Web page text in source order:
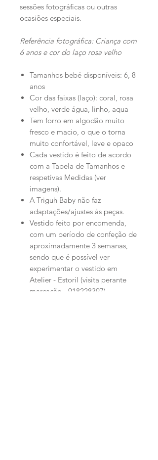
sessões fotográficas ou outras
ocasiões especiais.
Referência fotográfica: Criança com
6 anos e cor do laço rosa velho
Tamanhos bebé disponíveis: 6, 8
anos
Cor das faixas (laço): coral, rosa
velho, verde água, linho, aqua
Tem forro em algodão muito
fresco e macio, o que o torna
muito confortável, leve e opaco
Cada vestido é feito de acordo
com a Tabela de Tamanhos e
respetivas Medidas (ver
imagens).
A Triguh Baby não faz
adaptações/ajustes às peças.
Vestido feito por encomenda,
com um período de confeção de
aproximadamente 3 semanas,
sendo que é possível ver
experimentar o vestido em
Atelier - Estoril (visita perante
marcação - 918228397)